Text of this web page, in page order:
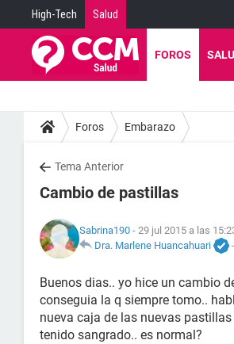
High-Tech Salud
FOROS
Foros Embarazo
Tema Anterior
Cambio de pastillas
Sabrina190 - 29 jul 2015 a las
Dra. Marlene Huancahuari
-
Buenos dias.. yo hice un cambio
conseguia la q siempre tomo..
nueva caja de las nuevas
tenido sangrado.. es normal?